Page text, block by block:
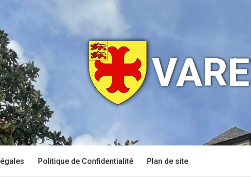
Politique de Confidentialité Plan de site